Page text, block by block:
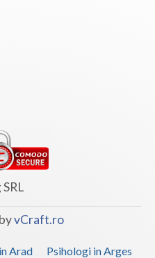
in vederea ang... (1)
in vederea obt... (1)
byvCraft.ro
Arad
Psihologi in Arges